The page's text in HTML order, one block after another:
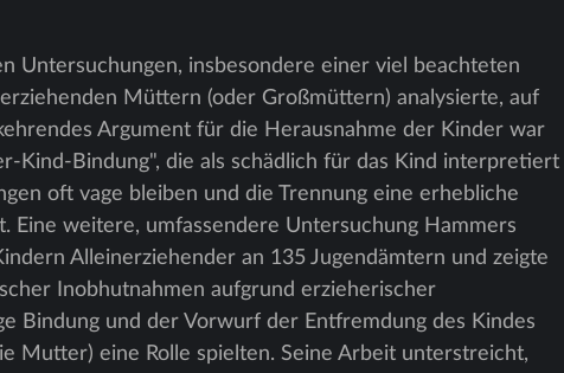
Untersuchungen, insbesondere einer viel beachteten
Müttern (oder Großmüttern) analysierte, auf
Argument für die Herausnahme der Kinder war
Kind-Bindung", die als schädlich für das Kind interpretiert
oft vage bleiben und die Trennung eine erhebliche
Eine weitere, umfassendere Untersuchung Hammers
Alleinerziehender an 135 Jugendämtern und zeigte
Inobhutnahmen aufgrund erzieherischer
Bindung und der Vorwurf der Entfremdung des Kindes
Mutter) eine Rolle spielten. Seine Arbeit unterstreicht,